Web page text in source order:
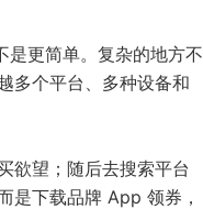
是更简单。复杂的地方不
多个平台、多种设备和
欲望；随后去搜索平台
是下载品牌 App 领券，